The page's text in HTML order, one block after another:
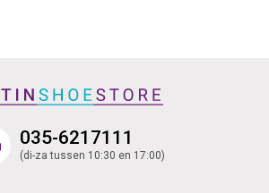
035-6217111
(di-za tussen 10:30 en 17:00)